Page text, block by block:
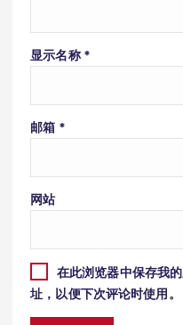
显示名称 *
邮箱 *
网站
在此浏览器中保存我
址，以便下次评论时使用。